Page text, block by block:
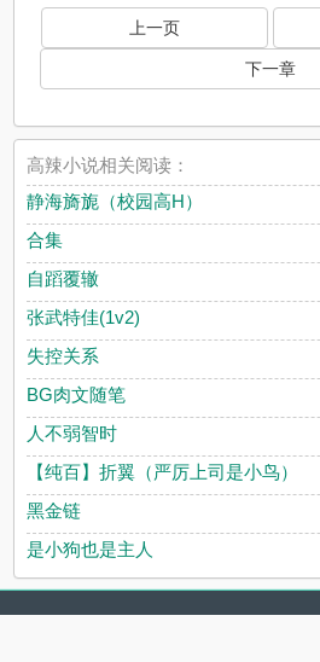
上一页
下一章
高辣小说相关阅读：
静海旖旎（校园高H）
合集
自蹈覆辙
张武特佳(1v2)
失控关系
BG肉文随笔
人不弱智时
【纯百】折翼（严厉上司是小鸟）
黑金链
是小狗也是主人